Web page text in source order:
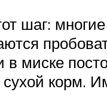
шаг:
в миске
корм.